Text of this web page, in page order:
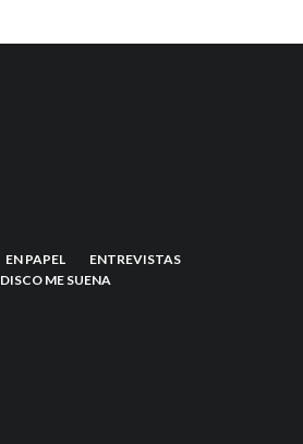
EN PAPEL
ENTREVISTAS
ME SUENA